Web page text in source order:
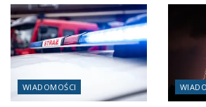
WIADOMOŚCI